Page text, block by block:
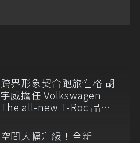
跨界形象契合跑旅性格 胡
宇威擔任 Volkswagen
The all-new T-Roc 品牌
空間大幅升級！全新